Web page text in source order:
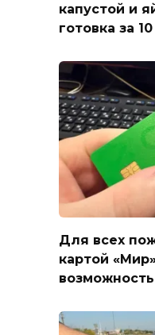
капустой и
готовка за
Для всех
картой
возможность